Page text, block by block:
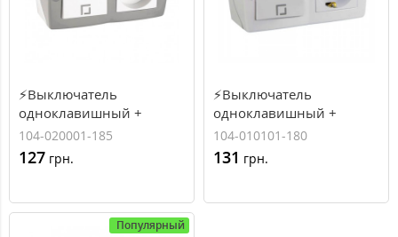
⚡Выключатель
одноклавишный +
розетка без заземления
серии Octans (Mono
Electric). Цвет Серый
104-020001-185
127 грн.
⚡Выключатель
одноклавишный +
розетка с заземлением
серии Octans (Mono
Electric). Цвет Белый
104-010101-180
131 грн.
Популярный